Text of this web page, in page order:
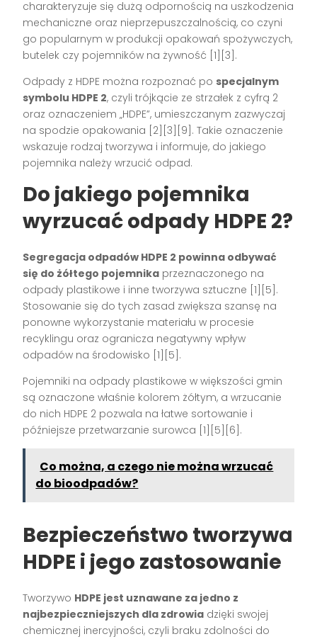
charakteryzuje się dużą odpornością na uszkodzenia
mechaniczne oraz nieprzepuszczalnością, co czyni
go popularnym w produkcji opakowań spożywczych,
butelek czy pojemników na żywność [1][3].
Odpady z HDPE można rozpoznać po specjalnym
symbolu HDPE 2, czyli trójkącie ze strzałek z cyfrą 2
oraz oznaczeniem „HDPE”, umieszczanym zazwyczaj
na spodzie opakowania [2][3][9]. Takie oznaczenie
wskazuje rodzaj tworzywa i informuje, do jakiego
pojemnika należy wrzucić odpad.
Do jakiego pojemnika
wyrzucać odpady HDPE 2?
Segregacja odpadów HDPE 2 powinna odbywać
się do żółtego pojemnika przeznaczonego na
odpady plastikowe i inne tworzywa sztuczne [1][5].
Stosowanie się do tych zasad zwiększa szansę na
ponowne wykorzystanie materiału w procesie
recyklingu oraz ogranicza negatywny wpływ
odpadów na środowisko [1][5].
Pojemniki na odpady plastikowe w większości gmin
są oznaczone właśnie kolorem żółtym, a wrzucanie
do nich HDPE 2 pozwala na łatwe sortowanie i
późniejsze przetwarzanie surowca [1][5][6].
Co można, a czego nie można wrzucać
do bioodpadów?
Bezpieczeństwo tworzywa
HDPE i jego zastosowanie
Tworzywo HDPE jest uznawane za jedno z
najbezpieczniejszych dla zdrowia dzięki swojej
chemicznej inercyjności, czyli braku zdolności do